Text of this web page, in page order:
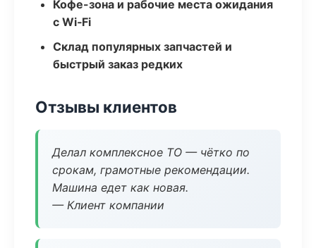
Кофе-зона и рабочие места ожидания
с Wi‑Fi
Склад популярных запчастей и
быстрый заказ редких
Отзывы клиентов
Делал комплексное ТО — чётко по
срокам, грамотные рекомендации.
Машина едет как новая.
— Клиент компании